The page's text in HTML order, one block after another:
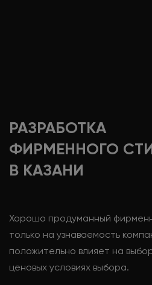
РАЗРАБОТКА
ФИРМЕННОГО
В КАЗАНИ
Хорошо продуманный
только на узнаваемость
положительно влияет на
ценовых условиях выбора.